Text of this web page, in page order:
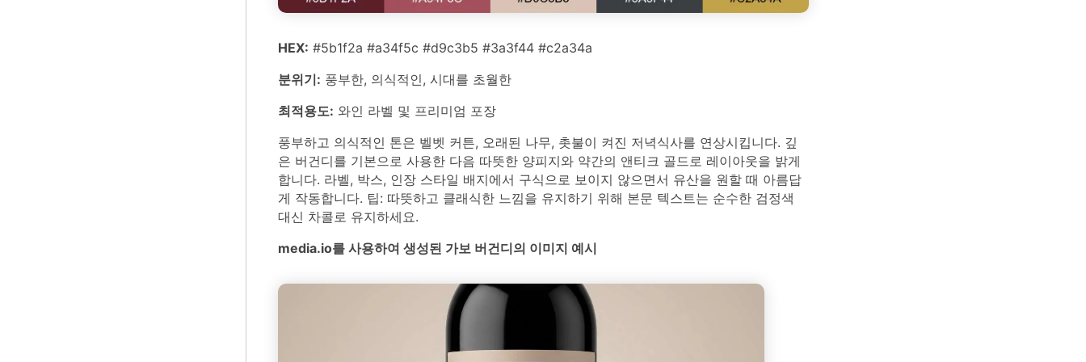
HEX: #5b1f2a #a34f5c #d9c3b5 #3a3f44 #c2a34a
분위기: 풍부한, 의식적인, 시대를 초월한
최적용도: 와인 라벨 및 프리미엄 포장
풍부하고 의식적인 톤은 벨벳 커튼, 오래된 나무, 촛불이 켜진 저녁식사를 연상시킵니다. 깊
은 버건디를 기본으로 사용한 다음 따뜻한 양피지와 약간의 앤티크 골드로 레이아웃을 밝게
합니다. 라벨, 박스, 인장 스타일 배지에서 구식으로 보이지 않으면서 유산을 원할 때 아름답
게 작동합니다. 팁: 따뜻하고 클래식한 느낌을 유지하기 위해 본문 텍스트는 순수한 검정색
대신 차콜로 유지하세요.
media.io를 사용하여 생성된 가보 버건디의 이미지 예시